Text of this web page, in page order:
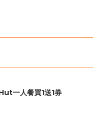
一人餐買1送1券